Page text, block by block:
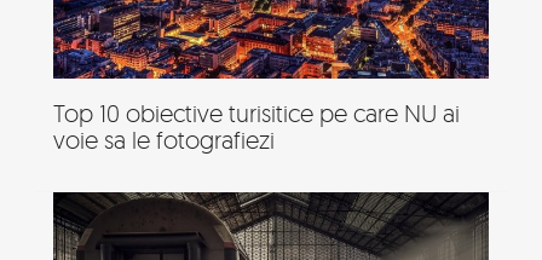
Top 10 obiective turisitice pe care NU ai
voie sa le fotografiezi